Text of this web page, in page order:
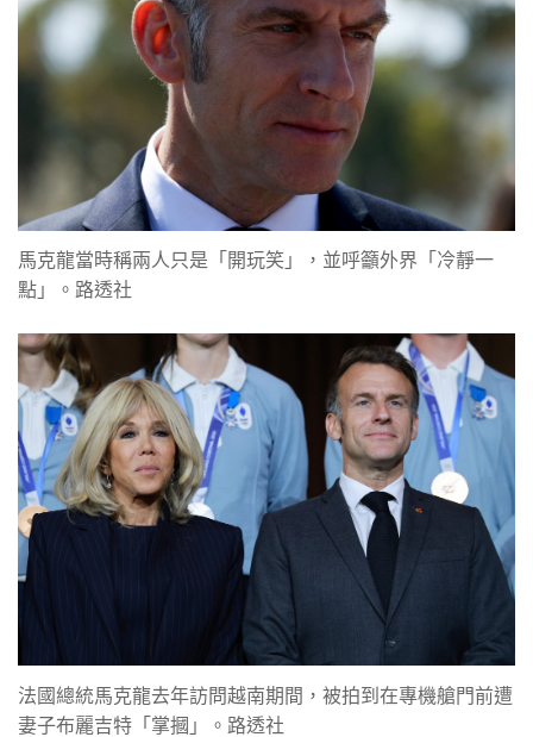
馬克龍當時稱兩人只是「開玩笑」，並呼籲外界「冷靜一
點」。路透社
法國總統馬克龍去年訪問越南期間，被拍到在專機艙門前遭
妻子布麗吉特「掌摑」。路透社